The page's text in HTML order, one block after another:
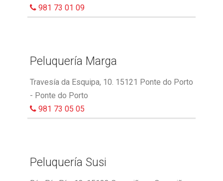
981 73 01 09
Peluquería Marga
Travesía da Esquipa, 10. 15121 Ponte do Porto
- Ponte do Porto
981 73 05 05
Peluquería Susi